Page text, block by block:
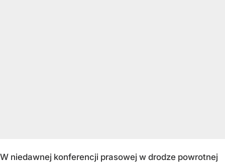
W niedawnej konferencji prasowej w drodze powrotnej